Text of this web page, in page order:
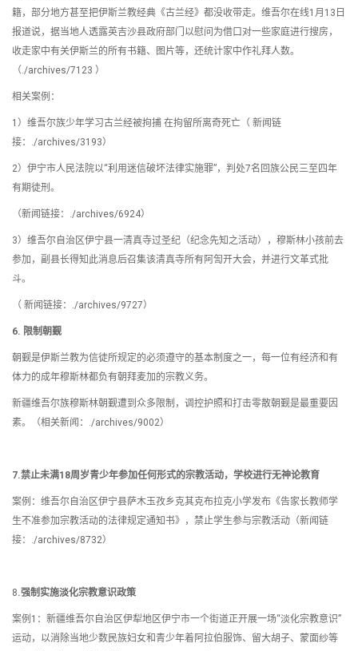
籍，部分地方甚至把伊斯兰教经典《古兰经》都没收带走。维吾尔在线1月13日
报道说，据当地人透露英吉沙县政府部门以慰问为借口对一些家庭进行搜房，
收走家中有关伊斯兰的所有书籍、图片等，还统计家中作礼拜人数。
（./archives/7123 ）
相关案例：
1）维吾尔族少年学习古兰经被拘捕 在拘留所离奇死亡（ 新闻链
接：./archives/3193）
2）伊宁市人民法院以“利用迷信破坏法律实施罪”，判处7名回族公民三至四年
有期徒刑。
（新闻链接：./archives/6924）
3）维吾尔自治区伊宁县一清真寺过圣纪（纪念先知之活动），穆斯林小孩前去
参加，副县长得知此消息后召集该清真寺所有阿訇开大会，并进行文革式批
斗。
（ 新闻链接：./archives/9727）
6. 限制朝觐
朝觐是伊斯兰教为信徒所规定的必须遵守的基本制度之一，每一位有经济和有
体力的成年穆斯林都负有朝拜麦加的宗教义务。
新疆维吾尔族穆斯林朝觐遭到众多限制，调控护照和打击零散朝觐是最重要因
素。（相关新闻：./archives/9002）
7.禁止未满18周岁青少年参加任何形式的宗教活动，学校进行无神论教育
案例：维吾尔自治区伊宁县萨木玉孜乡克其克布拉克小学发布《告家长教师学
生不准参加宗教活动的法律规定通知书》，禁止学生参与宗教活动（新闻链
接：./archives/8732）
8.强制实施淡化宗教意识政策
案例1：新疆维吾尔自治区伊犁地区伊宁市一个街道正开展一场“淡化宗教意识”
运动，以消除当地少数民族妇女和青少年着阿拉伯服饰、留大胡子、蒙面纱等